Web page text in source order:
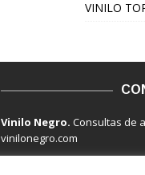
VINILO
Vinilo Negro.Consultas de
vinilonegro.com